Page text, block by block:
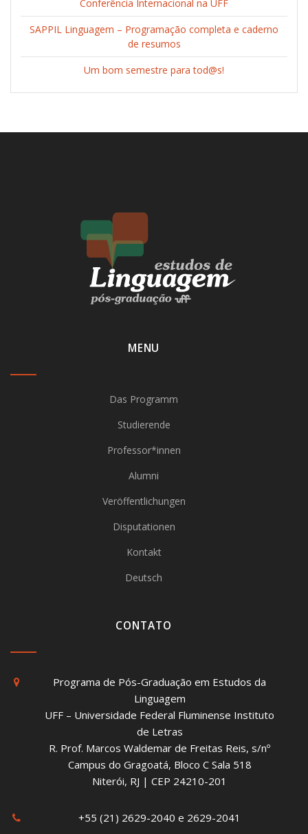
Conferência Internacional na UFF
SAPPIL Linguagem – Programação completa e caderno
de resumos
Um bom semestre para tod@s!
MENU
Das Programm
Studierende
Professor*innen
Alumni
Veröffentlichungen
Disputationen
Kontakt
Deutsch
CONTATO
Programa de Pós-Graduação em Estudos da
Linguagem
UFF – Universidade Federal Fluminense Instituto
de Letras
R. Prof. Marcos Waldemar de Freitas Reis, s/nº
Campus do Gragoatá, Bloco C Sala 518
Niterói, RJ | CEP 24210-201
+55 (21) 2629-2040 e 2629-2041